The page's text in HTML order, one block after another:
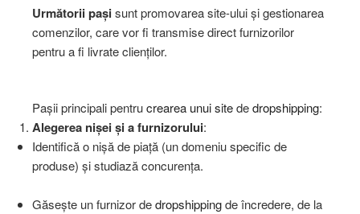
Următorii pașisunt promovarea site-ului și gestionarea
comenzilor, care vor fi transmise direct furnizorilor
pentru a fi livrate clienților.
Pașii principali pentrucrearea unui sitededropshipping:
Alegerea nișei și a furnizorului:
Identifică o nișă de piață (un domeniu specific de
produse) și studiază concurența.
Găsește un furnizor dedropshippingde încredere, de la